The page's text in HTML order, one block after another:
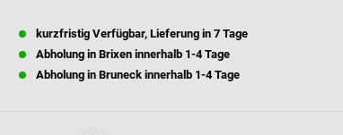
kurzfristig Verfügbar, Lieferung in 7 Tage
Abholung in Brixen innerhalb 1-4 Tage
Abholung in Bruneck innerhalb 1-4 Tage